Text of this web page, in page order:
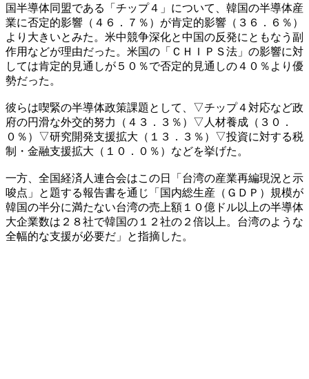
国半導体同盟である「チップ４」について、韓国の半導体産
業に否定的影響（４６．７％）が肯定的影響（３６．６％）
より大きいとみた。米中競争深化と中国の反発にともなう副
作用などが理由だった。米国の「ＣＨＩＰＳ法」の影響に対
しては肯定的見通しが５０％で否定的見通しの４０％より優
勢だった。
彼らは喫緊の半導体政策課題として、▽チップ４対応など政
府の円滑な外交的努力（４３．３％）▽人材養成（３０．
０％）▽研究開発支援拡大（１３．３％）▽投資に対する税
制・金融支援拡大（１０．０％）などを挙げた。
一方、全国経済人連合会はこの日「台湾の産業再編現況と示
唆点」と題する報告書を通じ「国内総生産（ＧＤＰ）規模が
韓国の半分に満たない台湾の売上額１０億ドル以上の半導体
大企業数は２８社で韓国の１２社の２倍以上。台湾のような
全幅的な支援が必要だ」と指摘した。